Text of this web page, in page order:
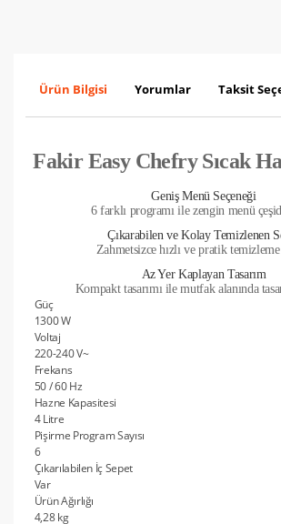
Ürün Bilgisi Yorumlar Taksit
Fakir Easy Chefry Sıcak
Geniş Menü Seçeneği
6 farklı programı ile zengin menü
Çıkarabilen ve Kolay Temizlenen
Zahmetsizce hızlı ve pratik
Az Yer Kaplayan Tasarım
Kompakt tasarımı ile mutfak alanında
Güç
1300 W
Voltaj
220-240 V~
Frekans
50 / 60 Hz
Hazne Kapasitesi
4 Litre
Pişirme Program Sayısı
6
Çıkarılabilen İç Sepet
Var
Ürün Ağırlığı
4,28 kg